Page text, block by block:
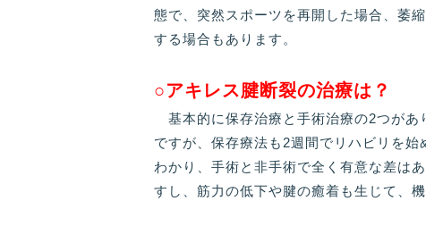
態で、突然スポーツを再開した場合、萎
する場合もあります。
○アキレス腱断裂の治療は？
基本的に保存治療と手術治療の2つがあ
ですが、保存療法も2週間でリハビリを
わかり、手術と非手術で全く有意な差は
すし、筋力の低下や腱の癒着も生じて、